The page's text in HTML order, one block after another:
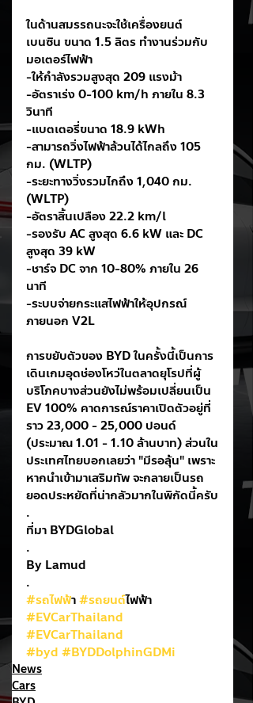
ในด้านสมรรถนะจะใช้เครื่องยนต์
เบนซิน ขนาด 1.5 ลิตร ทำงานร่วมกับ
มอเตอร์ไฟฟ้า
-ให้กำลังรวมสูงสุด 209 แรงม้า
-อัตราเร่ง 0-100 km/h ภายใน 8.3
วินาที
-แบตเตอรี่ขนาด 18.9 kWh
-สามารถวิ่งไฟฟ้าล้วนได้ไกลถึง 105
กม. (WLTP)
-ระยะทางวิ่งรวมไกถึง 1,040 กม.
(WLTP)
-อัตราสิ้นเปลือง 22.2 km/l
-รองรับ AC สูงสุด 6.6 kW และ DC
สูงสุด 39 kW
-ชาร์จ DC จาก 10-80% ภายใน 26
นาที
-ระบบจ่ายกระแสไฟฟ้าให้อุปกรณ์
ภายนอก V2L
การขยับตัวของ BYD ในครั้งนี้เป็นการ
เดินเกมอุดช่องโหว่ในตลาดยุโรปที่ผู้
บริโภคบางส่วนยังไม่พร้อมเปลี่ยนเป็น
EV 100% คาดการณ์ราคาเปิดตัวอยู่ที่
ราว 23,000 - 25,000 ปอนด์
(ประมาณ 1.01 - 1.10 ล้านบาท) ส่วนใน
ประเทศไทยบอกเลยว่า "มีรอลุ้น" เพราะ
หากนำเข้ามาเสริมทัพ จะกลายเป็นรถ
ยอดประหยัดที่น่ากลัวมากในพิกัดนี้ครับ
.
ที่มา BYDGlobal
.
By Lamud
.
#รถไฟฟ้า #รถยนต์ไฟฟ้า
#EVCarThailand
#EVCarThailand
#byd #BYDDolphinGDMi
News
Cars